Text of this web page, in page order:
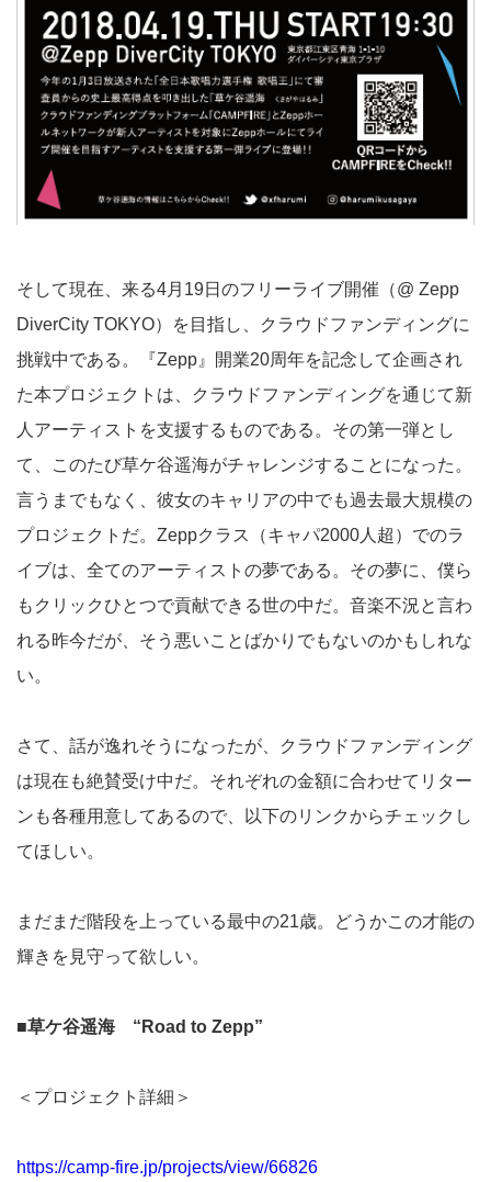
そして現在、来る4月19日のフリーライブ開催（@ Zepp
DiverCity TOKYO）を目指し、クラウドファンディングに
挑戦中である。『Zepp』開業20周年を記念して企画され
た本プロジェクトは、クラウドファンディングを通じて新
人アーティストを支援するものである。その第一弾とし
て、このたび草ケ谷遥海がチャレンジすることになった。
言うまでもなく、彼女のキャリアの中でも過去最大規模の
プロジェクトだ。Zeppクラス（キャパ2000人超）でのラ
イブは、全てのアーティストの夢である。その夢に、僕ら
もクリックひとつで貢献できる世の中だ。音楽不況と言わ
れる昨今だが、そう悪いことばかりでもないのかもしれな
い。
さて、話が逸れそうになったが、クラウドファンディング
は現在も絶賛受け中だ。それぞれの金額に合わせてリター
ンも各種用意してあるので、以下のリンクからチェックし
てほしい。
まだまだ階段を上っている最中の21歳。どうかこの才能の
輝きを見守って欲しい。
■草ケ谷遥海 “Road to Zepp”
＜プロジェクト詳細＞
https://camp-fire.jp/projects/view/66826